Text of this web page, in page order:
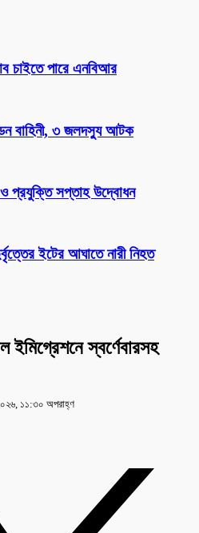
চাইতে পারে এনবিআর
বাহিনী, ৩ জলদস্যু আটক
ও প্রযুক্তি সপ্তাহ উদ্বোধন
ইটের আঘাতে নারী নিহত
ইমিগ্রেশনে স্বর্ণেবারসহ
১১:৩০ অপরাহ্ণ